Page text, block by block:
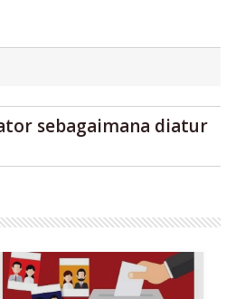
sebagaimana diatur